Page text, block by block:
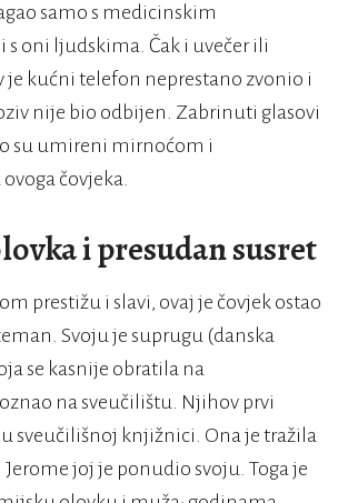
samo s medicinskim
s oni ljudskima. Čak i uvečer ili
je kućni telefon neprestano zvonio i
nije bio odbijen. Zabrinuti glasovi
su umireni mirnoćom i
čovjeka.
i presudan susret
prestižu i slavi, ovaj je čovjek ostao
Svoju je suprugu (danska
se kasnije obratila na
na sveučilištu. Njihov prvi
u sveučilišnoj knjižnici. Ona je tražila
joj je ponudio svoju. Toga je